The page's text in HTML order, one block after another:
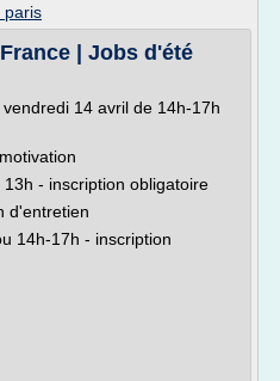
paris
| Jobs d'été
14 avril de 14h-17h
13h - inscription obligatoire
d'entretien
14h-17h - inscription